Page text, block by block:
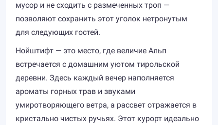
мусор и не сходить с размеченных троп —
позволяют сохранить этот уголок нетронутым
для следующих гостей.
Нойштифт — это место, где величие Альп
встречается с домашним уютом тирольской
деревни. Здесь каждый вечер наполняется
ароматы горных трав и звуками
умиротворяющего ветра, а рассвет отражается в
кристально чистых ручьях. Этот курорт идеально